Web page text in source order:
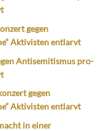
gegen
Aktivisten entlarvt
Antisemitismus pro-
gegen
Aktivisten entlarvt
in einer